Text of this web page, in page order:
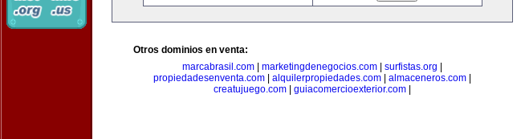
Otros dominios en venta:
marcabrasil.com
marketingdenegocios.com surfistas.org
propiedadesenventa.com
alquilerpropiedades.com almaceneros.com
creatujuego.com
guiacomercioexterior.com